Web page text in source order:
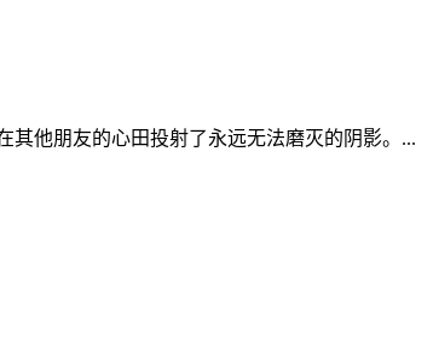
其他朋友的心田投射了永远无法磨灭的阴影。...